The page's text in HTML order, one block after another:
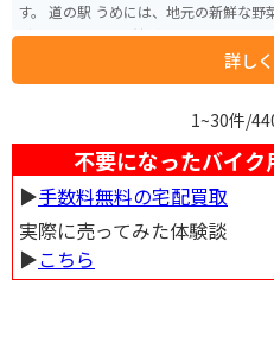
す。 道の駅 うめには、地元の新鮮な野菜や果物をはじめ、加工品、工芸品な
どを販売する物産館があります。特に
ュースやドレッシングです。柚子の爽
レストランでは、地元の食材を使った料理
で訪れる場合、道の駅 うめは、ツーリ
場も広く、バイクスタンドも設置され
どの山々が連なり、ワインディングロ
耶馬渓や九重高原などの観光地へのア
詳し
1~30件/
不要になったバイク
▶︎手数料無料の宅配買取
実際に売ってみた体験談
▶︎こちら